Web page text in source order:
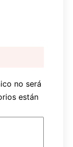
no será
están